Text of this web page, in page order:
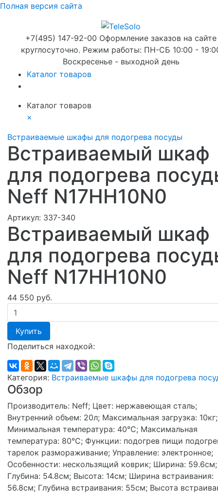
Полная версия сайта
+7(495) 147-92-00 Оформление заказов на сайте
круглосуточно. Режим работы: ПН-СБ 10:00 -
Воскресенье - выходной день
Каталог товаров
Каталог товаров
×
Встраиваемые шкафы для подогрева посуды
Встраиваемый шкаф
для подогрева
Neff N17HH10N0
Артикул: 337-340
Встраиваемый шкаф
для подогрева
Neff N17HH10N0
44 550 руб.
Купить
Поделиться находкой:
Категория: Встраиваемые шкафы для подогрева
Обзор
Производитель: Neff; Цвет: нержавеющая сталь;
Внутренний объем: 20л; Максимальная загрузка: 10кг;
Минимальная температура: 40°С; Максимальная
температура: 80°С; Функции: подогрев пищи
тарелок размораживание; Управление: электронное;
Особенности: нескользящий коврик; Ширина: 59.6см;
Глубина: 54.8см; Высота: 14см; Ширина встраивания:
56.8см; Глубина встраивания: 55см; Высота